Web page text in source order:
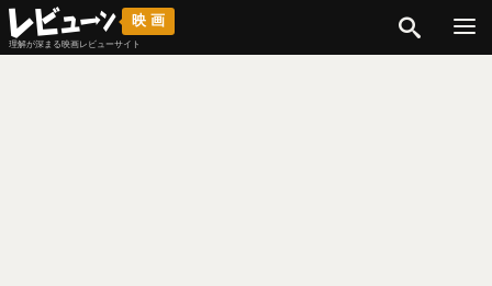
映画
理解が深まる映画レビューサイト